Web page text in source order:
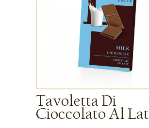
Tavoletta Di
Cioccolato Al